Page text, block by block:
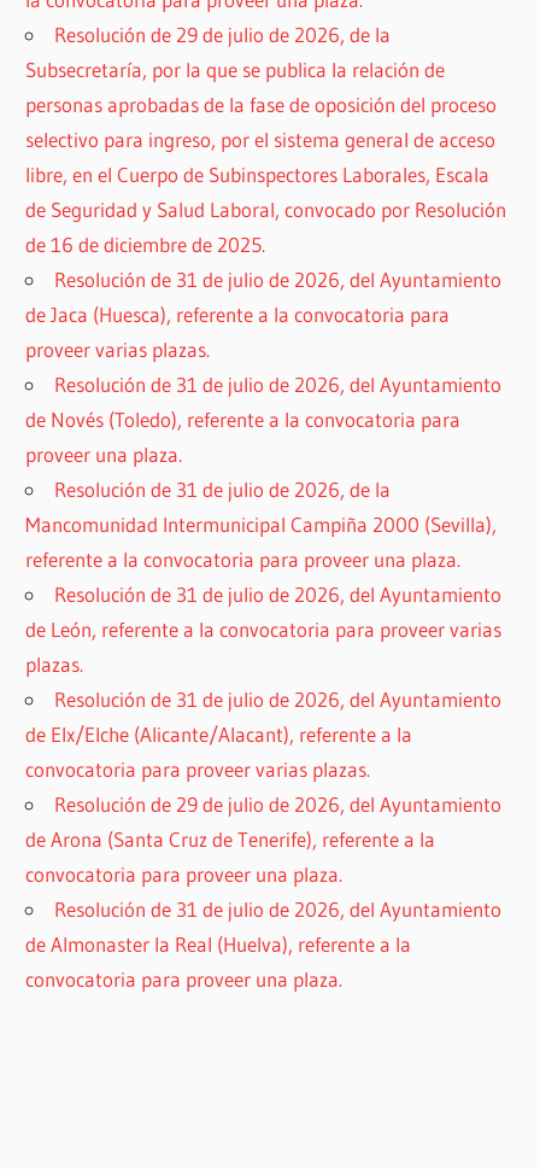
Resolución de 29 de julio de 2026, de la
Subsecretaría, por la que se publica la relación de
personas aprobadas de la fase de oposición del proceso
selectivo para ingreso, por el sistema general de acceso
libre, en el Cuerpo de Subinspectores Laborales, Escala
de Seguridad y Salud Laboral, convocado por Resolución
de 16 de diciembre de 2025.
Resolución de 31 de julio de 2026, del Ayuntamiento
de Jaca (Huesca), referente a la convocatoria para
proveer varias plazas.
Resolución de 31 de julio de 2026, del Ayuntamiento
de Novés (Toledo), referente a la convocatoria para
proveer una plaza.
Resolución de 31 de julio de 2026, de la
Mancomunidad Intermunicipal Campiña 2000 (Sevilla),
referente a la convocatoria para proveer una plaza.
Resolución de 31 de julio de 2026, del Ayuntamiento
de León, referente a la convocatoria para proveer varias
plazas.
Resolución de 31 de julio de 2026, del Ayuntamiento
de Elx/Elche (Alicante/Alacant), referente a la
convocatoria para proveer varias plazas.
Resolución de 29 de julio de 2026, del Ayuntamiento
de Arona (Santa Cruz de Tenerife), referente a la
convocatoria para proveer una plaza.
Resolución de 31 de julio de 2026, del Ayuntamiento
de Almonaster la Real (Huelva), referente a la
convocatoria para proveer una plaza.